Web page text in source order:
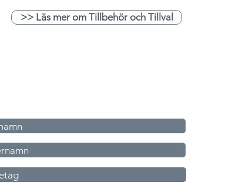
>> Läs mer om Tillbehör och Tillval